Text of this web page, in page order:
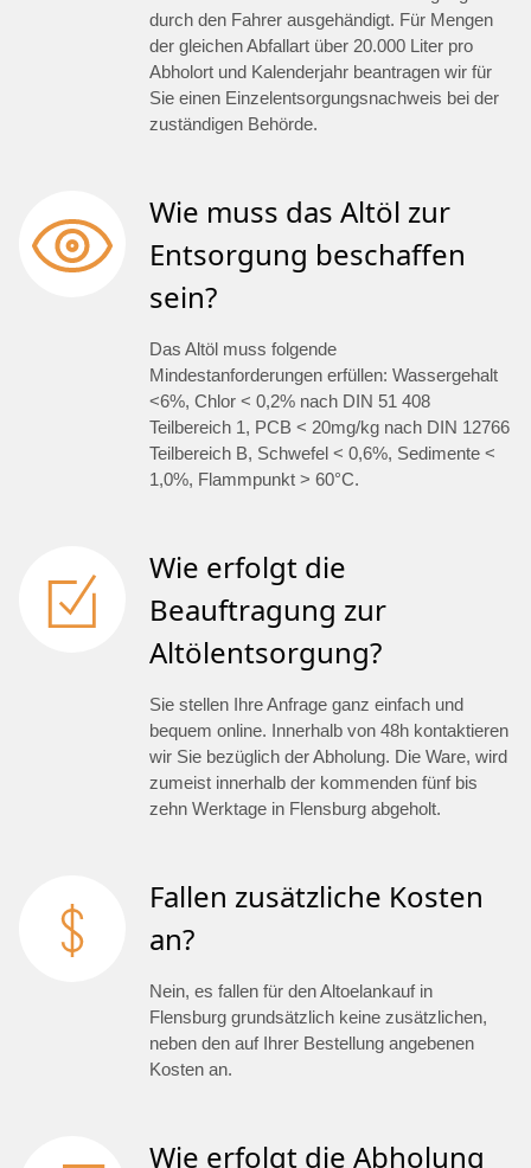
durch den Fahrer ausgehändigt. Für Mengen
der gleichen Abfallart über 20.000 Liter pro
Abholort und Kalenderjahr beantragen wir für
Sie einen Einzelentsorgungsnachweis bei der
zuständigen Behörde.
Wie muss das Altöl zur
Entsorgung beschaffen
sein?
Das Altöl muss folgende
Mindestanforderungen erfüllen: Wassergehalt
<6%, Chlor < 0,2% nach DIN 51 408
Teilbereich 1, PCB < 20mg/kg nach DIN 12766
Teilbereich B, Schwefel < 0,6%, Sedimente <
1,0%, Flammpunkt > 60°C.
Wie erfolgt die
Beauftragung zur
Altölentsorgung?
Sie stellen Ihre Anfrage ganz einfach und
bequem online. Innerhalb von 48h kontaktieren
wir Sie bezüglich der Abholung. Die Ware, wird
zumeist innerhalb der kommenden fünf bis
zehn Werktage in Flensburg abgeholt.
Fallen zusätzliche Kosten
an?
Nein, es fallen für den Altoelankauf in
Flensburg grundsätzlich keine zusätzlichen,
neben den auf Ihrer Bestellung angebenen
Kosten an.
Wie erfolgt die Abholung